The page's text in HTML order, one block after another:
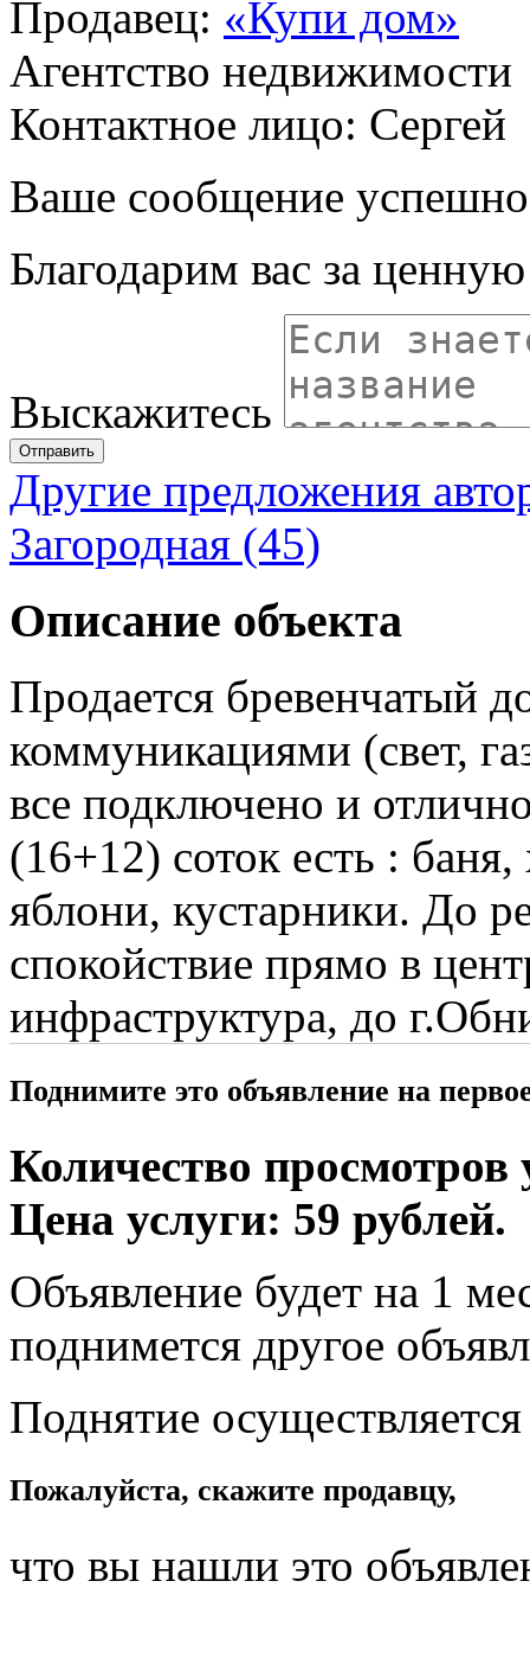
Продавец: «Купи дом»
Агентство недвижимости
Контактное лицо: Сергей
Ваше сообщение успешно
Благодарим вас за
Выскажитесь
Отправить
Другие предложения
Загородная (45)
Описание объекта
Продается бревенчатый
коммуникациями (свет,
все подключено и
(16+12) соток есть :
яблони, кустарники. До
спокойствие прямо в
инфраструктура, до
Поднимите это объявление на
Количество просмотров
Цена услуги: 59 рублей.
Объявление будет на 1
поднимется другое
Поднятие
Пожалуйста, скажите продавцу,
что вы нашли это